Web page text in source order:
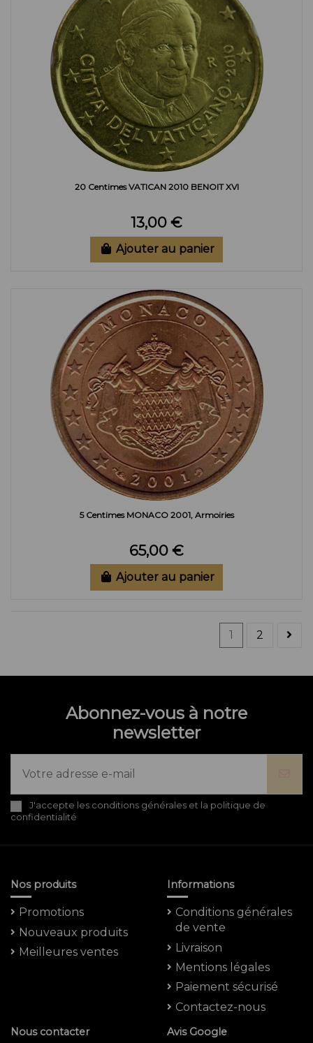
20 Centimes VATICAN 2010 BENOIT XVI
13,00 €
Ajouter au panier
5 Centimes MONACO 2001, Armoiries
65,00 €
Ajouter au panier
1 2
Abonnez-vous à notre
newsletter
J'accepte les conditions générales et la politique de
confidentialité
Nos produits
Promotions
Nouveaux produits
Meilleures ventes
Informations
Conditions générales
de vente
Livraison
Mentions légales
Paiement sécurisé
Contactez-nous
Nous contacter Avis Google